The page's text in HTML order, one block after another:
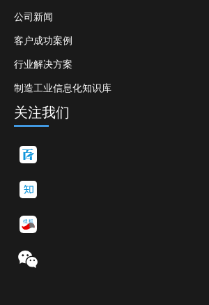
公司新闻
客户成功案例
行业解决方案
制造工业信息化知识库
关注我们